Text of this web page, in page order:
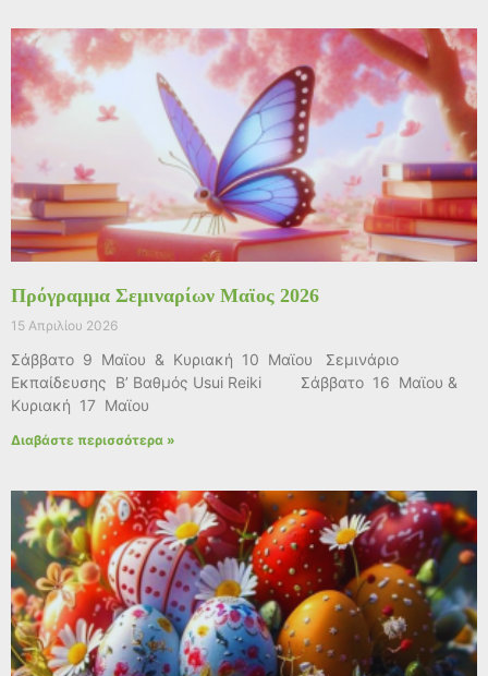
Πρόγραμμα Σεμιναρίων Μαϊος 2026
15 Απριλίου 2026
Σάββατο 9 Μαϊου & Κυριακή 10 Μαϊου Σεμινάριο
Εκπαίδευσης Β’ Βαθμός Usui Reiki Σάββατο 16 Μαϊου &
Κυριακή 17 Μαϊου
Διαβάστε περισσότερα »